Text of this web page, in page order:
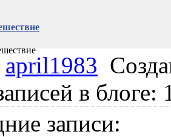
april1983
в блоге:
записи: